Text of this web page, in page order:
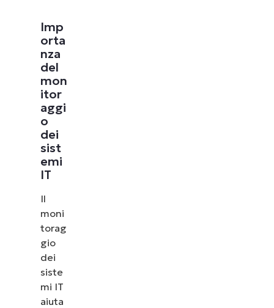
Imp
orta
nza
del
mon
itor
aggi
o
dei
sist
emi
IT
Il
moni
torag
gio
dei
siste
mi IT
aiuta